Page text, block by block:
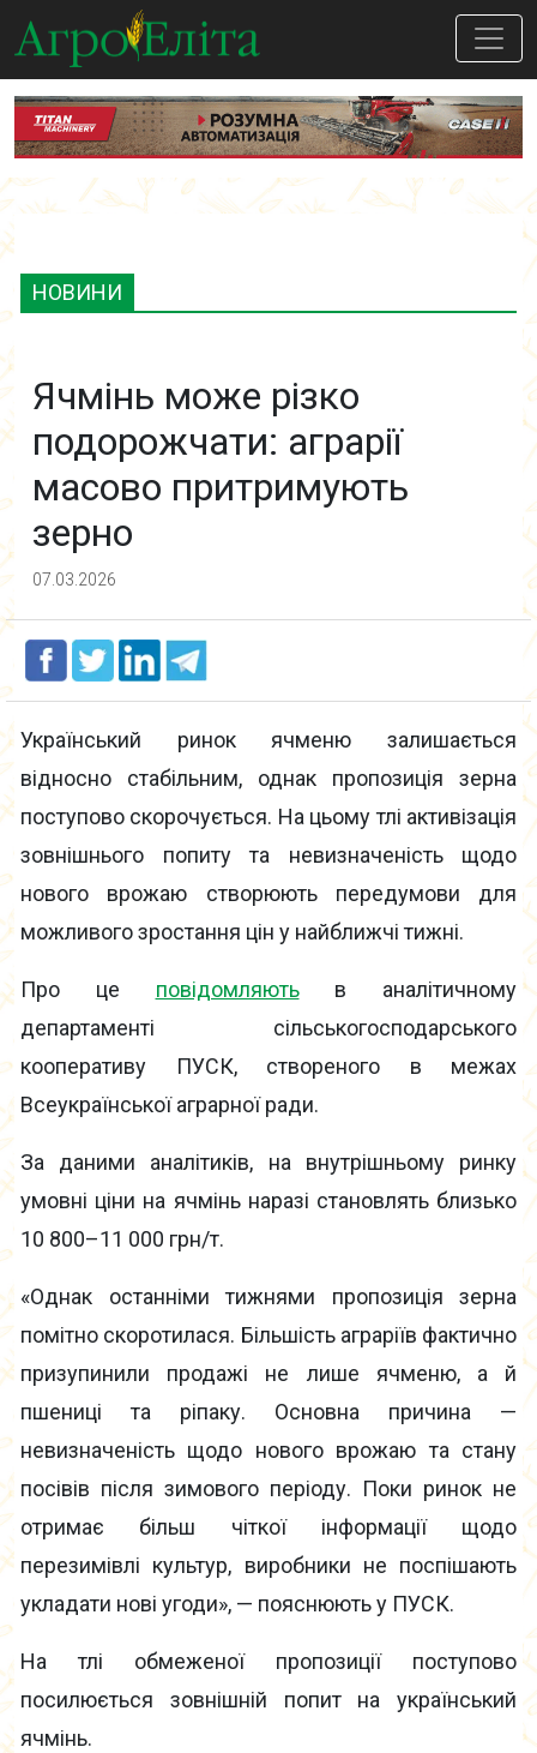
НОВИНИ
Ячмінь може різко
подорожчати: аграрії
масово притримують
зерно
07.03.2026
Український ринок ячменю залишається
відносно стабільним, однак пропозиція зерна
поступово скорочується. На цьому тлі активізація
зовнішнього попиту та невизначеність щодо
нового врожаю створюють передумови для
можливого зростання цін у найближчі тижні.
Про це повідомляютьв аналітичному
департаменті сільськогосподарського
кооперативу ПУСК, створеного в межах
Всеукраїнської аграрної ради.
За даними аналітиків, на внутрішньому ринку
умовні ціни на ячмінь наразі становлять близько
10 800–11 000 грн/т.
«Однак останніми тижнями пропозиція зерна
помітно скоротилася. Більшість аграріїв фактично
призупинили продажі не лише ячменю, а й
пшениці та ріпаку. Основна причина —
невизначеність щодо нового врожаю та стану
посівів після зимового періоду. Поки ринок не
отримає більш чіткої інформації щодо
перезимівлі культур, виробники не поспішають
укладати нові угоди», — пояснюють у ПУСК.
На тлі обмеженої пропозиції поступово
посилюється зовнішній попит на український
ячмінь.